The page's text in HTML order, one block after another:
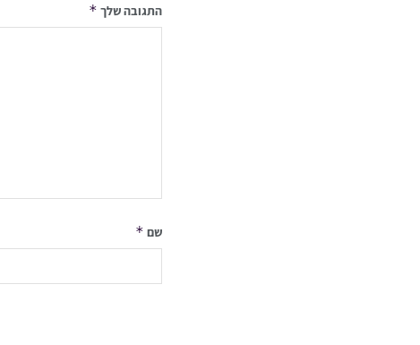
התגובה שלך *
שם *